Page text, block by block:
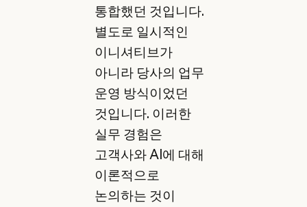
통합했던 것입니다.
별도로 일시적인
이니셔티브가
아니라 당사의 업무
운영 방식이었던
것입니다. 이러한
실무 경험은
고객사와 AI에 대해
이론적으로
논의하는 것이